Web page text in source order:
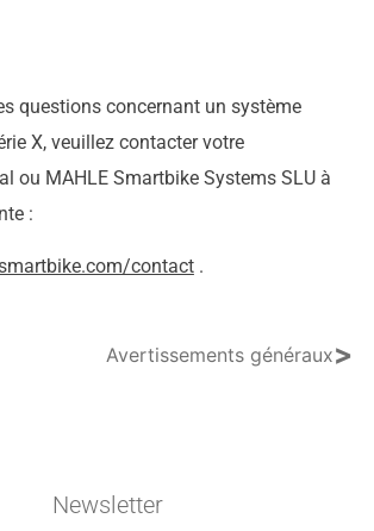
questions concernant un système
X, veuillez contacter votre
ou MAHLE Smartbike Systems SLU à
:
contact.
Avertissements généraux>
Newsletter